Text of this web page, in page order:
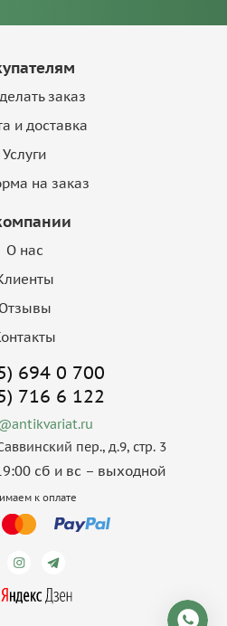
заказ
и доставка
Услуги
на заказ
О нас
Отзывы
694 0 700
716 6 122
пер., д.9, стр. 3
сб и вс – выходной
к оплате